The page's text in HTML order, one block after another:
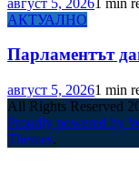
АКТУАЛНО
Парламентът
август 5, 20261 min
All Rights Reserved
Proudly powered by
Themes.